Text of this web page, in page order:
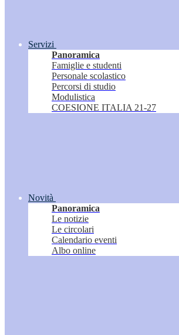
Servizi
Panoramica
Famiglie e studenti
Personale scolastico
Percorsi di studio
Modulistica
COESIONE ITALIA 21-27
Novità
Panoramica
Le notizie
Le circolari
Calendario eventi
Albo online